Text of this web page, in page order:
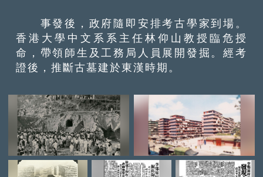
事發後，政府隨即安排考古學家到場。
香港大學中文系系主任林仰山教授臨危授
命，帶領師生及工務局人員展開發掘。經考
證後，推斷古墓建於東漢時期。